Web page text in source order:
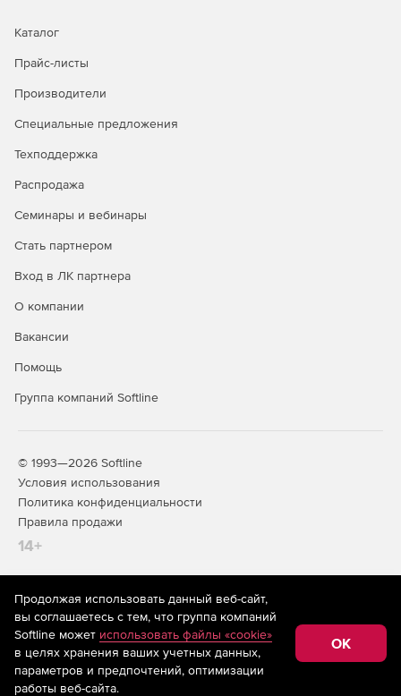
Каталог
Прайс-листы
Производители
Специальные предложения
Техподдержка
Распродажа
Семинары и вебинары
Стать партнером
Вход в ЛК партнера
О компании
Вакансии
Помощь
Группа компаний Softline
© 1993—2026 Softline
Условия использования
Политика конфиденциальности
Правила продажи
14+
На информационном ресурсе store.softline.ru применяются
рекомендательные технологии(информационные технологии
предоставления информации на основе сбора,
систематизации и анализа сведений, относящихся к
предпочтениям пользователей сети «Интернет»,
находящихся на территории Российской Федерации)
Продолжая использовать данный веб-сайт,
вы соглашаетесь с тем, что группа компаний
Softline может использовать файлы «cookie»
в целях хранения ваших учетных данных,
параметров и предпочтений, оптимизации
работы веб-сайта.
OK